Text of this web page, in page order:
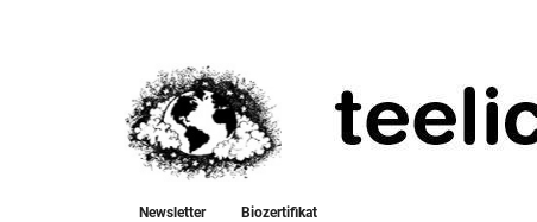
Newsletter
Biozertifikat